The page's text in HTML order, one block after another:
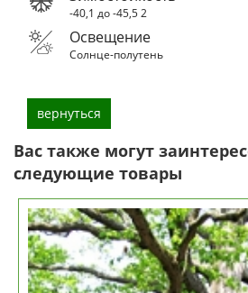
-40,1 до -45,52
Освещение
Солнце-полутень
вернуться
Вас также могут
следующие товары